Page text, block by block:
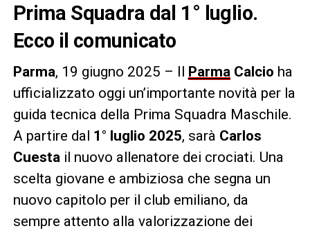
Prima Squadra dal 1° luglio.
Ecco il comunicato
Parma, 19 giugno 2025 – Il Parma Calcio ha
ufficializzato oggi un’importante novità per la
guida tecnica della Prima Squadra Maschile.
A partire dal 1° luglio 2025, sarà Carlos
Cuesta il nuovo allenatore dei crociati. Una
scelta giovane e ambiziosa che segna un
nuovo capitolo per il club emiliano, da
sempre attento alla valorizzazione dei